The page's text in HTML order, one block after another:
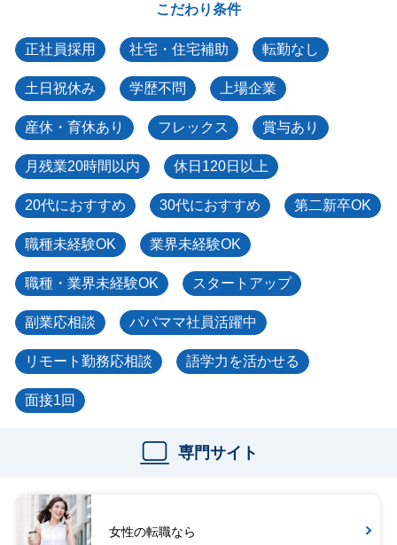
こだわり条件
正社員採用 社宅・住宅補助 転勤なし
土日祝休み 学歴不問 上場企業
産休・育休あり フレックス 賞与あり
月残業20時間以内 休日120日以上
20代におすすめ 30代におすすめ 第二新卒OK
職種未経験OK 業界未経験OK
職種・業界未経験OK スタートアップ
副業応相談 パパママ社員活躍中
リモート勤務応相談 語学力を活かせる
面接1回
専門サイト
女性の転職なら